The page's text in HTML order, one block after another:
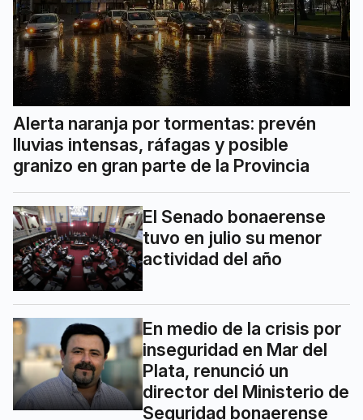
Alerta naranja por tormentas: prevén
lluvias intensas, ráfagas y posible
granizo en gran parte de la Provincia
El Senado bonaerense
tuvo en julio su menor
actividad del año
En medio de la crisis por
inseguridad en Mar del
Plata, renunció un
director del Ministerio de
Seguridad bonaerense